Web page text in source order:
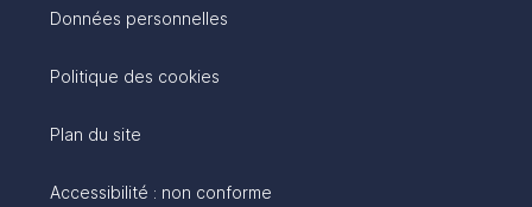
Données personnelles
Politique des cookies
Plan du site
Accessibilité : non conforme